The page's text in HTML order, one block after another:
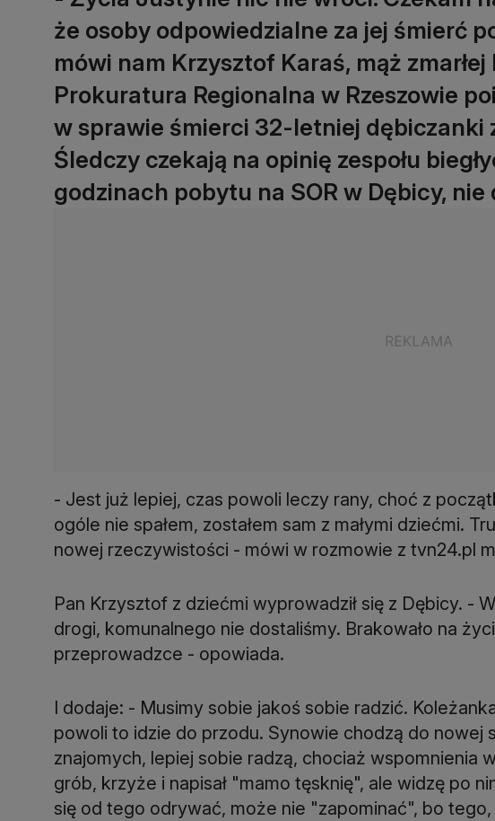
że osoby odpowiedzialne za jej śmierć
mówi nam Krzysztof Karaś, mąż
Prokuratura Regionalna w Rzeszowie
w sprawie śmierci 32-letniej dębiczanki
Śledczy czekają na opinię zespołu
godzinach pobytu na SOR w Dębicy, nie
- Jest już lepiej, czas powoli leczy rany, choć z
ogóle nie spałem, zostałem sam z małymi dziećmi.
nowej rzeczywistości - mówi w rozmowie z tvn24.pl
Pan Krzysztof z dziećmi wyprowadził się z Dębicy. -
drogi, komunalnego nie dostaliśmy. Brakowało na
przeprowadzce - opowiada.
I dodaje: - Musimy sobie jakoś sobie radzić.
powoli to idzie do przodu. Synowie chodzą do nowej
znajomych, lepiej sobie radzą, chociaż wspomnienia
grób, krzyże i napisał "mamo tęsknię", ale widzę po
się od tego odrywać, może nie "zapominać", bo tego,